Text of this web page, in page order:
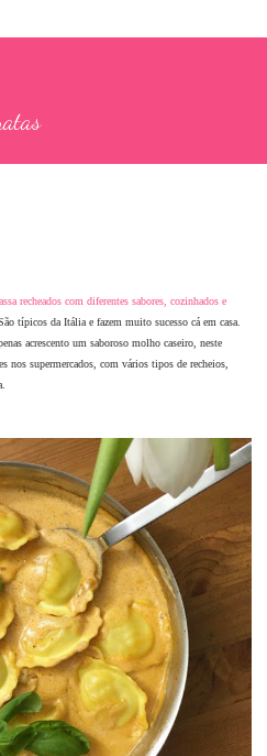
recheados com diferentes sabores, cozinhados e
típicos da Itália e fazem muito sucesso cá em casa.
acrescento um saboroso molho caseiro, neste
nos supermercados, com vários tipos de recheios,